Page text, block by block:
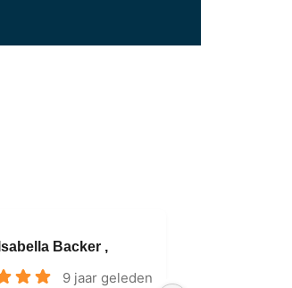
Isabella Backer ,
9 jaar geleden